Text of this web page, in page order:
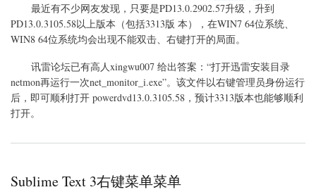
关
于
级
后
无
法
最近有不少网友发现，只要是PD13.0.2902.57升级，升到
PD13.0.3105.58以上版本（包括3313版 本），在WIN7 64位系统、
WIN8 64位系统均会出现不能双击、右键打开的局面。
讯雷论坛已有高人xingwu007 给出答案：“打开迅雷安装目录
netmon再运行一次net_monitor_i.exe”。该文件以右键管理员身份运行
后，即可顺利打开 powerdvd13.0.3105.58，预计3313版本也能够顺利
打开。
Sublime Text 3右键菜单菜单